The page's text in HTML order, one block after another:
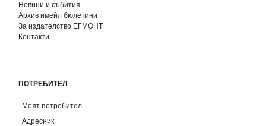
Новини и събития
Архив имейл бюлетини
За издателство ЕГМОНТ
Контакти
ПОТРЕБИТЕЛ
Моят потребител
Адресник